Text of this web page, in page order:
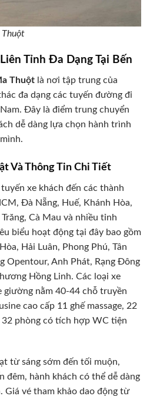
Thuột
Tỉnh Đa Dạng Tại Bến
Thuột là nơi tập trung của
đa dạng các tuyến đường đi
Đây là điểm trung chuyển
dễ dàng lựa chọn hành trình
Và Thông Tin Chi Tiết
xe khách đến các thành
Đà Nẵng, Huế, Khánh Hòa,
Cà Mau và nhiều tỉnh
biểu hoạt động tại đây bao gồm
Hải Luân, Phong Phú, Tân
Opentour, Anh Phát, Rạng Đông
Hồng Linh. Các loại xe
giường nằm 40-44 chỗ truyền
cao cấp 11 ghế massage, 22
phòng có tích hợp WC tiện
từ sáng sớm đến tối muộn,
đêm, hành khách có thể dễ dàng
Giá vé tham khảo dao động từ